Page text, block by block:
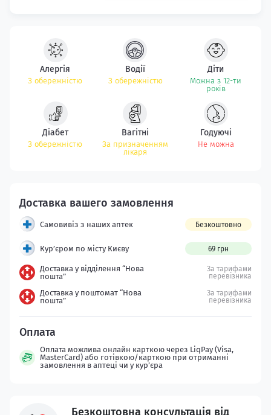
Алергія
З обережністю
Водії
З обережністю
Діти
Можна з 12-ти
років
Діабет
З обережністю
Вагітні
За призначенням
лікаря
Годуючі
Не можна
Самовивіз з наших аптек Безкоштовно
Кур’єром по місту Києву 69 грн
Доставка у відділення “Нова
пошта”
За тарифами
перевізника
Доставка у поштомат “Нова
пошта”
За тарифами
перевізника
Оплата можлива онлайн карткою через LiqPay (Visa,
MasterCard) або готівкою/карткою при отриманні
замовлення в аптеці чи у кур’єра
Безкоштовна консультація від